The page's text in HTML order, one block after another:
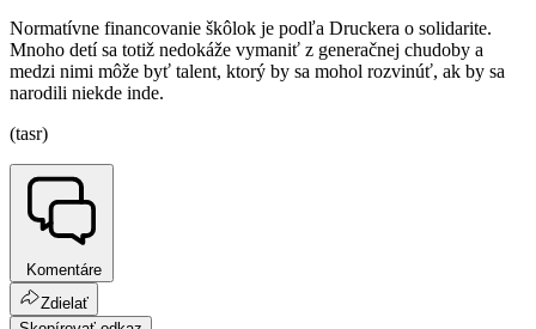
Normatívne financovanie škôlok je podľa Druckera o solidarite.
Mnoho detí sa totiž nedokáže vymaniť z generačnej chudoby a
medzi nimi môže byť talent, ktorý by sa mohol rozvinúť, ak by sa
narodili niekde inde.
(tasr)
Komentáre
Zdielať